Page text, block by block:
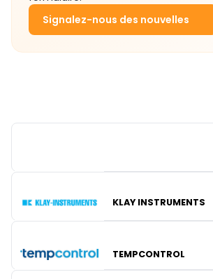
Signalez-nous des nouvelles
KLAY INSTRUMENTS
TEMPCONTROL